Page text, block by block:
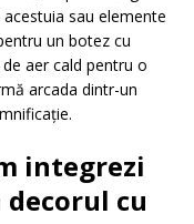
sau elemente
un botez cu
aer cald pentru o
arcada dintr-un
integrezi
cu